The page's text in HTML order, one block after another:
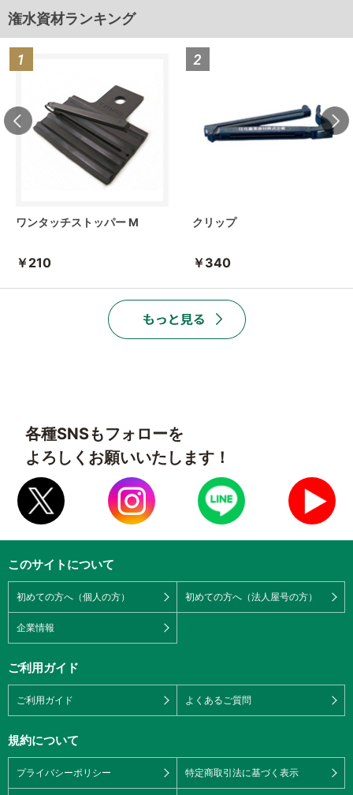
潅水資材ランキング
ワンタッチストッパー M
￥210
クリップ
￥340
各種SNSもフォローを
よろしくお願いいたします！
このサイトについて
初めての方へ（個人の方） 初めての方へ（法人屋号の方）
企業情報
ご利用ガイド
ご利用ガイド よくあるご質問
規約について
プライバシーポリシー 特定商取引法に基づく表示